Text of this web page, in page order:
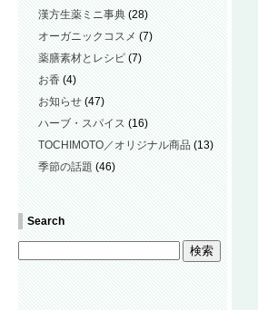
漢方生薬ミニ事典 (28)
オーガニックコスメ (7)
薬膳素材とレシピ (7)
お香 (4)
お知らせ (47)
ハーブ・スパイス (16)
TOCHIMOTO／オリジナル商品 (13)
季節の話題 (46)
Search